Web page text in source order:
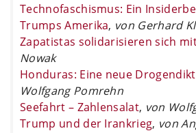
Technofaschismus: Ein
Trumps Amerika, von Gerhard
Zapatistas solidarisieren sich
Nowak
Honduras: Eine neue
Wolfgang Pomrehn
Seefahrt – Zahlensalat, von
Trump und der Irankrieg, von